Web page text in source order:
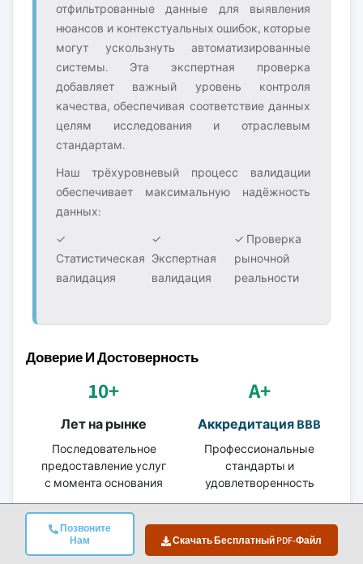
Позвоните
Нам
Скачать Бесплатный PDF-Файл
отфильтрованные данные для выявления
нюансов и контекстуальных ошибок, которые
могут ускользнуть автоматизированные
системы. Эта экспертная проверка
добавляет важный уровень контроля
качества, обеспечивая соответствие данных
целям исследования и отраслевым
стандартам.
Наш трёхуровневый процесс валидации
обеспечивает максимальную надёжность
данных:
✓
Статистическая
валидация
✓
Экспертная
валидация
✓ Проверка
рыночной
реальности
Доверие И Достоверность
10+
Лет на рынке
Последовательное
предоставление услуг
с момента основания
A+
Аккредитация BBB
Профессиональные
стандарты и
удовлетворенность
ISO
Сертифицированно